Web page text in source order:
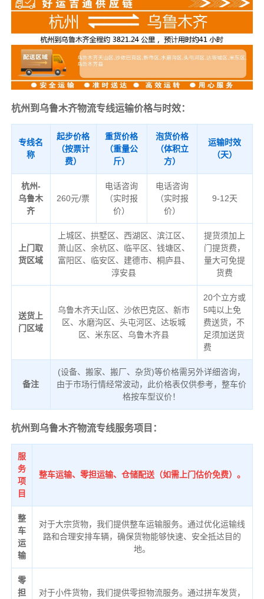
杭州到乌鲁木齐物流专线运输价格与时效：
专线名
称
起步价格
（按票计
费）
重货价格
（重量公
斤）
泡货价格
（体积立
方）
运输时效
（天）
杭州-
乌鲁木
齐
260元/票
电话咨询
（实时报
价）
电话咨询
（实时报
价）
9-12天
上门取
货区域
上城区、拱墅区、西湖区、滨江区、
萧山区、余杭区、临平区、钱塘区、
富阳区、临安区、建德市、桐庐县、
淳安县
提货须加上
门提货费，
量大可免提
货费
送货上
门区域
乌鲁木齐天山区、沙依巴克区、新市
区、水磨沟区、头屯河区、达坂城
区、米东区、乌鲁木齐县
20个立方或
5吨以上免
费送货，不
足须加送货
费
备注
(设备、搬家、搬厂、杂货)等价格需另外详细咨询，
由于市场行情经常波动，此价格表仅供参考，整车价
格按车型议价！
杭州到乌鲁木齐物流专线服务项目：
服
务
项
目
整车运输、零担运输、仓储配送（如需上门估价免费）。
整
车
运
输
对于大宗货物，我们提供整车运输服务。通过优化运输线
路和合理安排车辆，确保货物能够快速、安全抵达目的
地。
零
担
对于小件货物，我们提供零担物流服务。通过拼车发货，